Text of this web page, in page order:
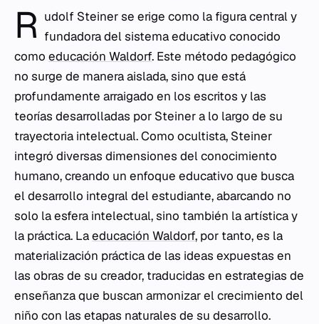
R udolf Steiner se erige como la figura central y
fundadora del sistema educativo conocido
como educación Waldorf. Este método pedagógico
no surge de manera aislada, sino que está
profundamente arraigado en los escritos y las
teorías desarrolladas por Steiner a lo largo de su
trayectoria intelectual. Como ocultista, Steiner
integró diversas dimensiones del conocimiento
humano, creando un enfoque educativo que busca
el desarrollo integral del estudiante, abarcando no
solo la esfera intelectual, sino también la artística y
la práctica. Laeducación Waldorf, por tanto, es la
materialización práctica de las ideas expuestas en
las obras de su creador, traducidas en estrategias de
enseñanza que buscan armonizar el crecimiento del
niño con las etapas naturales de su desarrollo.